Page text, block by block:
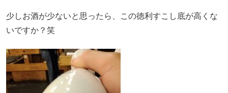
少しお酒が少ないと思ったら、この徳利すこし底が高くな
いですか？笑